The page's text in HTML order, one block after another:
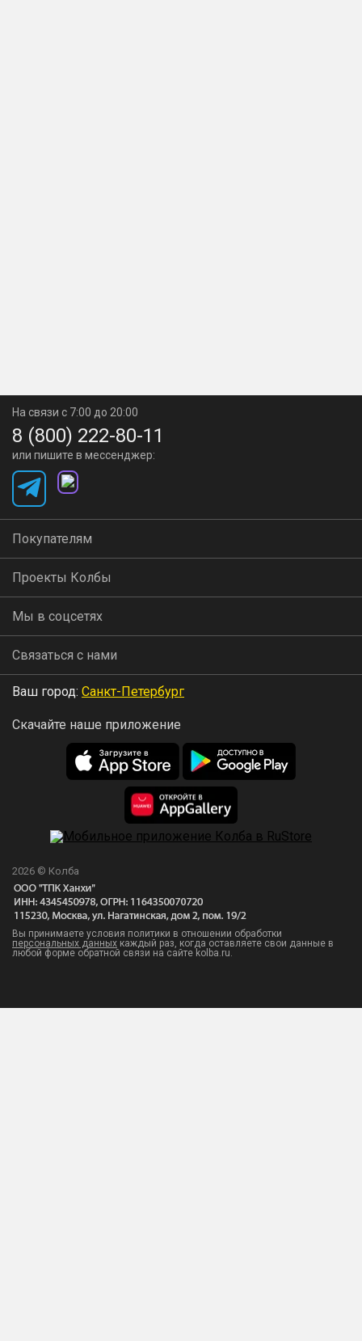
На связи с 7:00 до 20:00
8 (800) 222-80-11
или пишите в мессенджер:
Покупателям
Проекты Колбы
Мы в соцсетях
Связаться с нами
Ваш город: Санкт-Петербург
Скачайте наше приложение
2026 © Колба
Вы принимаете условия политики в отношении обработки
персональных данных каждый раз, когда оставляете свои данные в
любой форме обратной связи на сайте kolba.ru.